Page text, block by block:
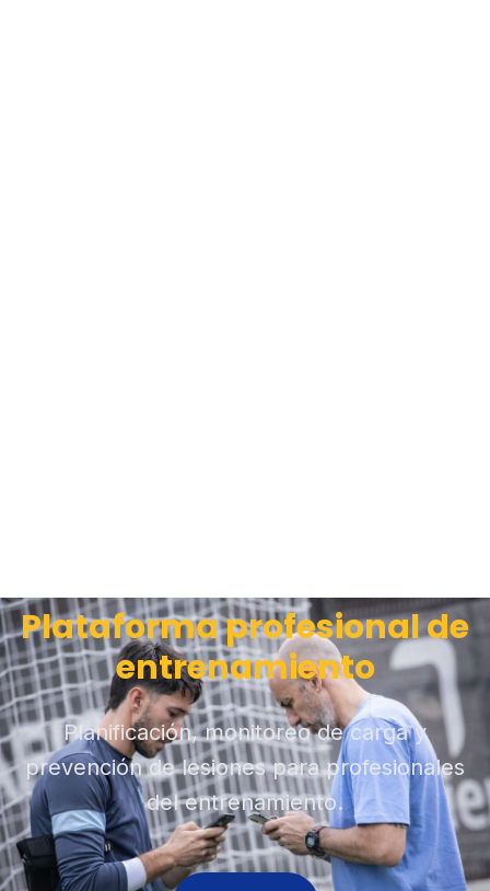
Plataforma profesional de
entrenamiento
Planificación, monitoreo de carga y
prevención de lesiones para profesionales
del entrenamiento.